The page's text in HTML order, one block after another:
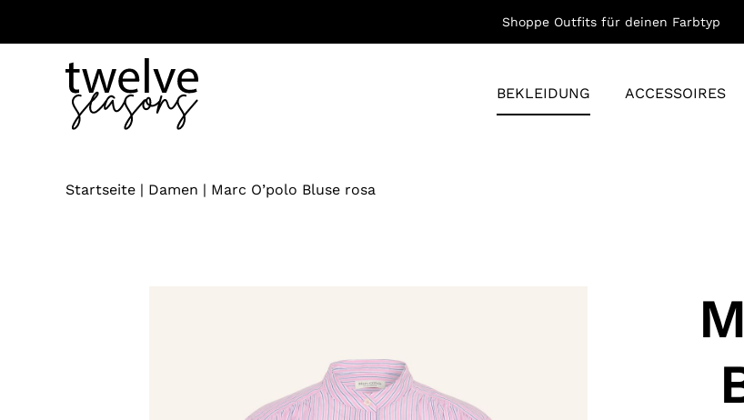
Shoppe Outfits für deinen Farbtyp
BEKLEIDUNG ACCESSOIRES
Startseite| Damen | Marc O’polo Bluse rosa